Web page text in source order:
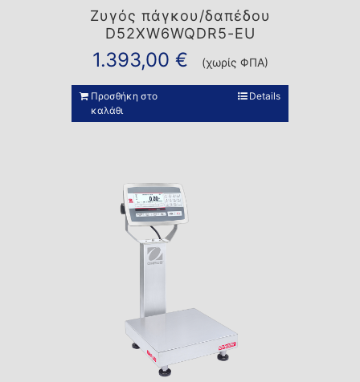
Ζυγός πάγκου/δαπέδου
D52XW6WQDR5-EU
1.393,00 € (χωρίς ΦΠΑ)
Προσθήκη στο
καλάθι
Details